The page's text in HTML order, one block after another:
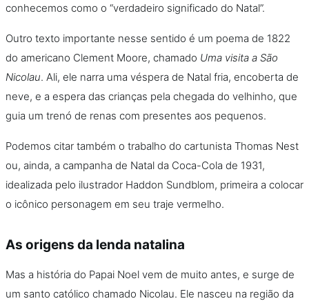
conhecemos como o “verdadeiro significado do Natal”.
Outro texto importante nesse sentido é um poema de 1822
do americano Clement Moore, chamado Uma visita a São
Nicolau. Ali, ele narra uma véspera de Natal fria, encoberta de
neve, e a espera das crianças pela chegada do velhinho, que
guia um trenó de renas com presentes aos pequenos.
Podemos citar também o trabalho do cartunista Thomas Nest
ou, ainda, a campanha de Natal da Coca-Cola de 1931,
idealizada pelo ilustrador Haddon Sundblom, primeira a colocar
o icônico personagem em seu traje vermelho.
As origens da lenda natalina
Mas a história do Papai Noel vem de muito antes, e surge de
um santo católico chamado Nicolau. Ele nasceu na região da